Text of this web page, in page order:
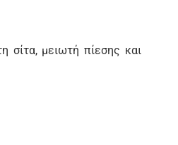
σίτα, μειωτή πίεσης και